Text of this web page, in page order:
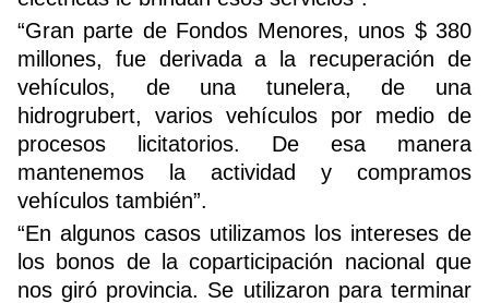
“Gran parte de Fondos Menores, unos $ 380
millones, fue derivada a la recuperación de
vehículos, de una tunelera, de una
hidrogrubert, varios vehículos por medio de
procesos licitatorios. De esa manera
mantenemos la actividad y compramos
vehículos también”.
“En algunos casos utilizamos los intereses de
los bonos de la coparticipación nacional que
nos giró provincia. Se utilizaron para terminar